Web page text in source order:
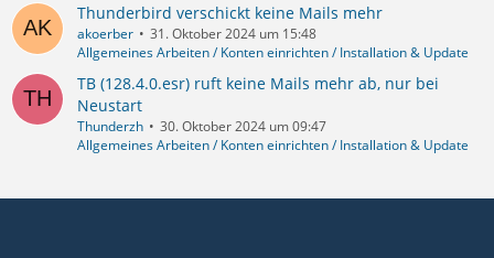
Thunderbird verschickt keine Mails mehr
akoerber
31. Oktober 2024 um 15:48
Allgemeines Arbeiten / Konten einrichten / Installation & Update
TB (128.4.0.esr) ruft keine Mails mehr ab, nur bei
Neustart
Thunderzh
30. Oktober 2024 um 09:47
Allgemeines Arbeiten / Konten einrichten / Installation & Update